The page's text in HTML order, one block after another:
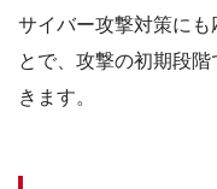
サイバー攻撃対策にも
とで、攻撃の初期段
きます。